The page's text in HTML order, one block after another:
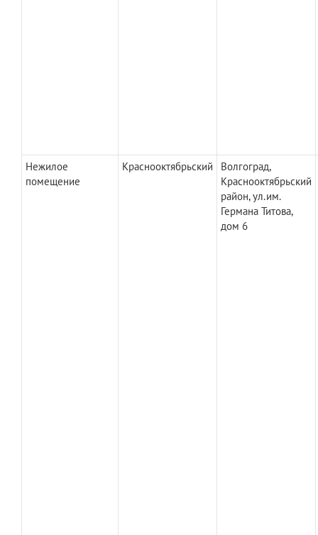
Нежилое
помещение
Краснооктябрьский
Волгоград,
Краснооктябрьский
район, ул.им.
Германа Титова,
дом 6